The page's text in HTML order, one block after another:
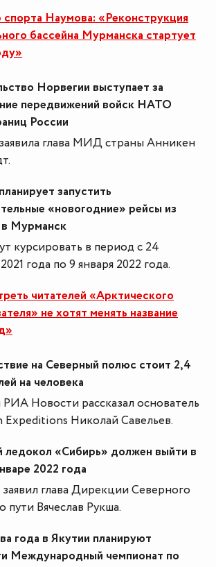
Наумова: «Реконструкция
бассейна Мурманска стартует
Норвегии выступает за
передвижений войск НАТО
России
глава МИД страны Анникен
запустить
«новогодние» рейсы из
Мурманск
курсировать в период с 24
года по 9 января 2022 года.
читателей «Арктического
не хотят менять название
на Северный полюс стоит 2,4
на человека
Новости рассказал основатель
Expeditions Николай Савельев.
ледокол «Сибирь» должен выйти в
2022 года
глава Дирекции Северного
пути Вячеслав Рукша.
года в Якутии планируют
Международный чемпионат по